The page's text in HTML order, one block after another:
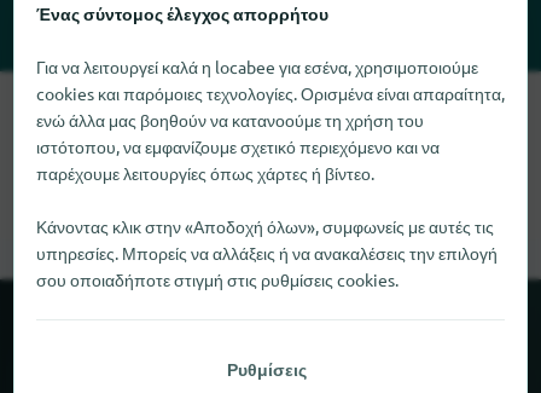
Λυπούμαστε, δεν μπορούμε να βρούμε το OSRAM αυτή τη
στιγμή. Αν γνωρίζετε πού μπορείτε να βρείτε το OSRAM, θα
χαρούμε πολύ αν μας ενημερώσετε.
Ένας σύντομος έλεγχος απορρήτου
Για να λειτουργεί καλά η locabee για εσένα, χρησιμοποιούμε
cookies και παρόμοιες τεχνολογίες. Ορισμένα είναι απαραίτητα,
ενώ άλλα μας βοηθούν να κατανοούμε τη χρήση του
ιστότοπου, να εμφανίζουμε σχετικό περιεχόμενο και να
παρέχουμε λειτουργίες όπως χάρτες ή βίντεο.
Κάνοντας κλικ στην «Αποδοχή όλων», συμφωνείς με αυτές τις
υπηρεσίες. Μπορείς να αλλάξεις ή να ανακαλέσεις την επιλογή
σου οποιαδήποτε στιγμή στις ρυθμίσεις cookies.
Ρυθμίσεις